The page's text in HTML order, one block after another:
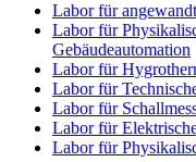
Labor für
Labor für
Gebäudeautomation
Labor für
Labor für
Labor für
Labor für
Labor für